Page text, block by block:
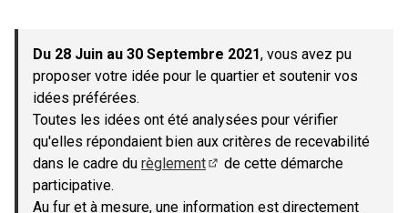
−
Du 28 Juin au 30 Septembre 2021, vous avez pu
proposer votre idée pour le quartier et soutenir vos
idées préférées.
Toutes les idées ont été analysées pour vérifier
qu'elles répondaient bien aux critères de recevabilité
dans le cadre du règlement
de cette démarche
participative.
Au fur et à mesure, une information est directement